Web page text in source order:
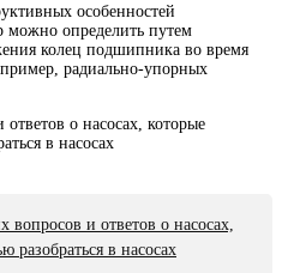
особенностей
можно определить путем
колец подшипника во время
радиально-упорных
вопросов и ответов о насосах,
разобраться в насосах